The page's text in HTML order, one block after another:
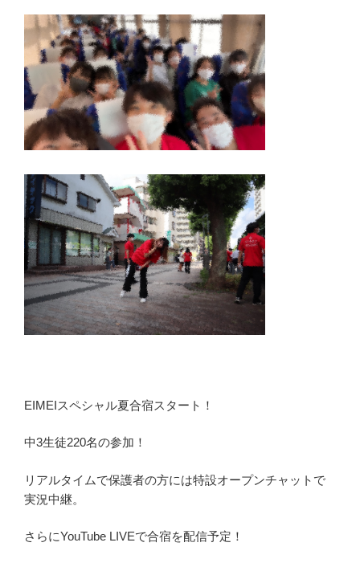
EIMEIスペシャル夏合宿スタート！
中3生徒220名の参加！
リアルタイムで保護者の方には特設オープンチャットで
実況中継。
さらにYouTube LIVEで合宿を配信予定！